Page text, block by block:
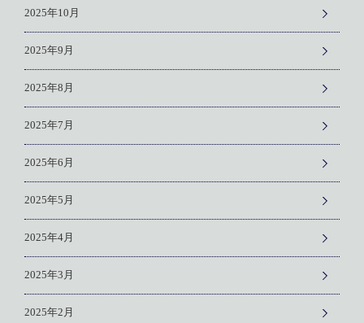
2025年10月
2025年9月
2025年8月
2025年7月
2025年6月
2025年5月
2025年4月
2025年3月
2025年2月